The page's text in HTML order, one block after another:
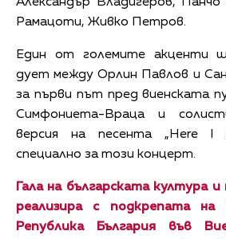
Рамацоти, Живко Петров.
Един от големите акценти
дует между Орлин Павлов и
за първи път пред виенската
Симфониета-Враца и
версия на песента „Here I
специално за този концерт.
Гала на българската култура и
реализира с подкрепата на
Република България във